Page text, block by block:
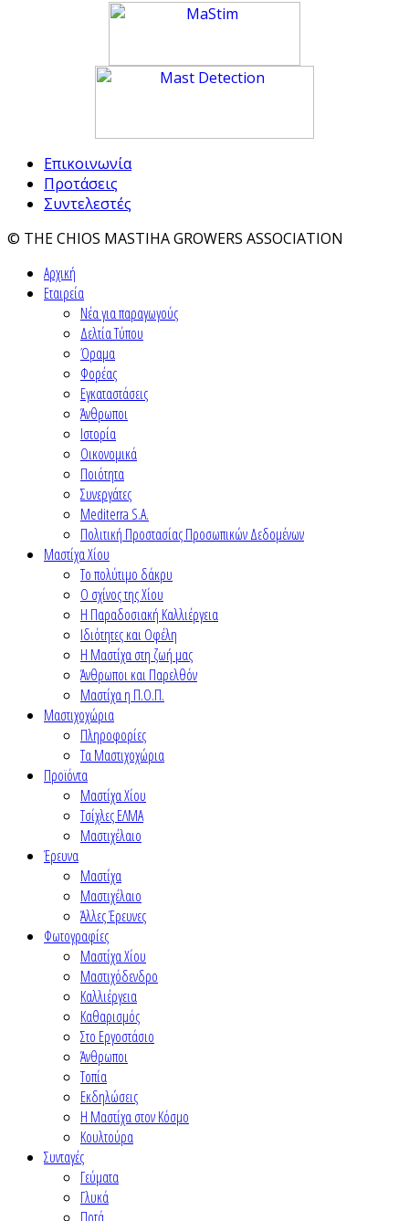
Επικοινωνία
Προτάσεις
Συντελεστές
© THE CHIOS MASTIHA GROWERS ASSOCIATION
Αρχική
Εταιρεία
Νέα για παραγωγούς
Δελτία Τύπου
Όραμα
Φορέας
Εγκαταστάσεις
Άνθρωποι
Ιστορία
Οικονομικά
Ποιότητα
Συνεργάτες
Mediterra S.A.
Πολιτική Προστασίας Προσωπικών Δεδομένων
Μαστίχα Χίου
Το πολύτιμο δάκρυ
Ο σχίνος της Χίου
Η Παραδοσιακή Καλλιέργεια
Ιδιότητες και Οφέλη
Η Μαστίχα στη ζωή μας
Άνθρωποι και Παρελθόν
Μαστίχα η Π.Ο.Π.
Μαστιχοχώρια
Πληροφορίες
Τα Μαστιχοχώρια
Προϊόντα
Μαστίχα Χίου
Τσίχλες ΕΛΜΑ
Μαστιχέλαιο
Έρευνα
Μαστίχα
Μαστιχέλαιο
Άλλες Έρευνες
Φωτογραφίες
Μαστίχα Χίου
Μαστιχόδενδρο
Καλλιέργεια
Καθαρισμός
Στο Εργοστάσιο
Άνθρωποι
Τοπία
Εκδηλώσεις
Η Μαστίχα στον Κόσμο
Κουλτούρα
Συνταγές
Γεύματα
Γλυκά